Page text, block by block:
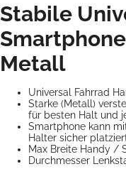
Stabile
Metall
Universal Fahrrad
Starke (Metall)
für besten Halt und
Smartphone kann
Halter sicher
Max Breite Handy /
Durchmesser